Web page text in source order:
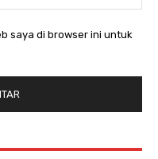
saya di browser ini untuk